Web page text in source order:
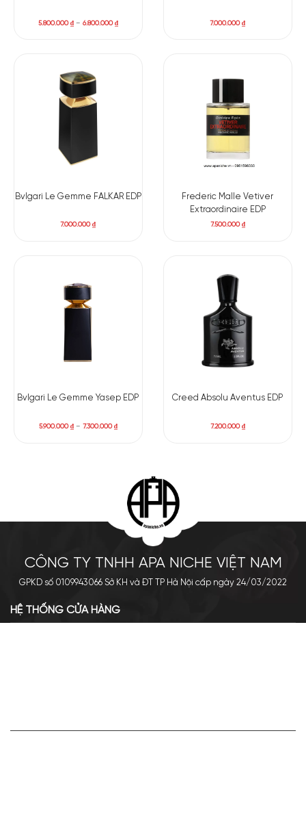
5.800.000₫– 6.800.000₫ 7.000.000₫
Bvlgari Le Gemme FALKAR EDP
7.000.000₫
Frederic Malle Vetiver
Extraordinaire EDP
7.500.000₫
Bvlgari Le Gemme Yasep EDP
5.900.000₫– 7.300.000₫
Creed Absolu Aventus EDP
7.200.000₫
CÔNG TY TNHH APA NICHE VIỆT NAM
GPKD số 0109943066 Sở KH và ĐT TP Hà Nội cấp ngày 24/03/2022
HỆ THỐNG CỬA HÀNG